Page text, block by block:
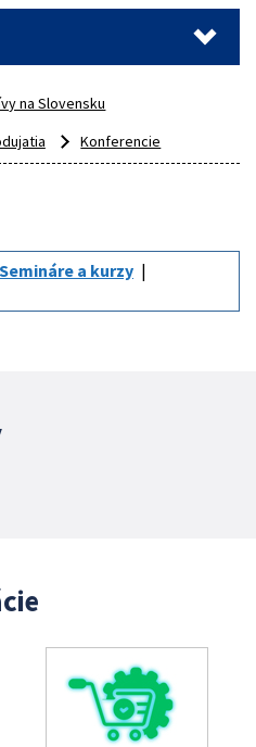
na Slovensku
Konferencie
Semináre a kurzy